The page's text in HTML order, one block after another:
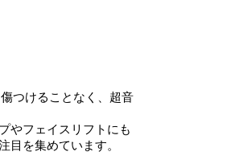
つけることなく、超音
やフェイスリフトにも
目を集めています。